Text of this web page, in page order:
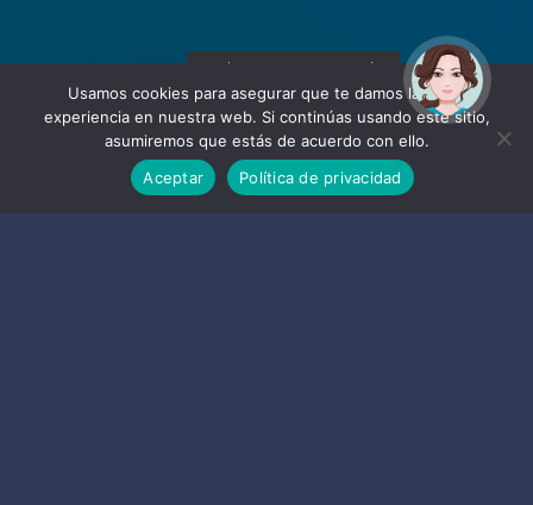
Usamos cookies para asegurar que te damos la mejor
experiencia en nuestra web. Si continúas usando este sitio,
asumiremos que estás de acuerdo con ello.
Aceptar
Política de privacidad
¡Hola! Soy Noy. ¿Puedo
ayudarte?